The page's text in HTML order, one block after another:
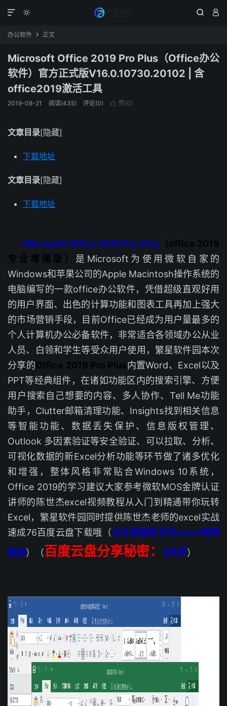
  

办公软件  正文
Microsoft Office 2019 Pro Plus（Office办公
软件）官方正式版V16.0.10730.20102 | 含
office2019激活工具
2019-08-21 阅读(435) 评论(0)  赞(0)
文章目录[隐藏]
下载地址
文章目录[隐藏]
下载地址
Microsoft Office 2019 Pro Plus（office 2019
专业增强版） 是Microsoft为使用微软自家的
Windows和苹果公司的Apple Macintosh操作系统的
电脑编写的一款office办公软件，凭借超级直观好用
的用户界面、出色的计算功能和图表工具再加上强大
的市场营销手段，目前Office已经成为用户量最多的
个人计算机办公必备软件，非常适合各领域办公从业
人员、白领和学生等受众用户使用，繁星软件园本次
分享的Office 2019 Pro Plus内置Word、Excel以及
PPT等经典组件，在诸如功能区内的搜索引擎、方便
用户搜索自己想要的内容、多人协作、Tell Me功能
助手，Clutter邮箱清理功能、Insights找到相关信息
等智能功能、数据丢失保护、信息版权管理、
Outlook 多因素验证等安全验证、可以拉取、分析、
可视化数据的新Excel分析功能等环节做了诸多优化
和增强，整体风格非常贴合Windows 10系统，
Office 2019的学习建议大家参考微软MOS金牌认证
讲师的陈世杰excel视频教程从入门到精通带你玩转
Excel，繁星软件园同时提供陈世杰老师的excel实战
速成76百度云盘下载哦（点击查看陈世杰excel视频
教程）（百度云盘分享秘密： ziuf）